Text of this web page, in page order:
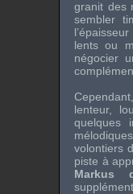
granit des
sembler
lents ou
négocier
Cependant,
lenteur,
quelques
volontiers
piste à
Markus